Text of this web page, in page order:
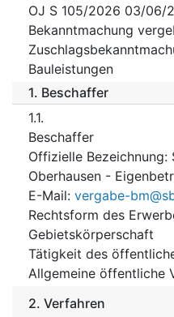
OJ S 105/2026 03/06/
Bekanntmachung
Bauleistungen
1. Beschaffer
1.1.
Beschaffer
Offizielle Bezeichnung:
Oberhausen -
E-Mail: vergabe-
Rechtsform des
Gebietskörperschaft
Tätigkeit des
Allgemeine öffentliche
2. Verfahren